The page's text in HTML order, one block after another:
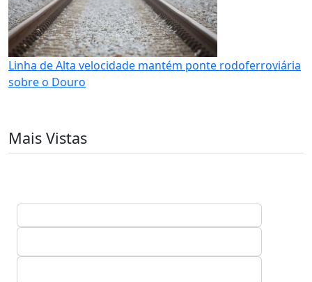
Linha de Alta velocidade mantém ponte rodoferroviária
sobre o Douro
Mais Vistas